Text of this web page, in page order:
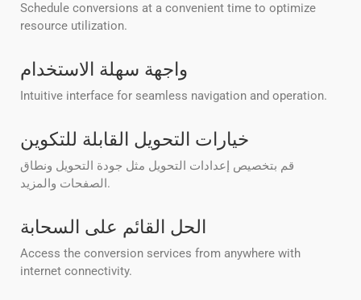
Schedule conversions at a convenient time to optimize
resource utilization.
واجهة سهلة الاستخدام
Intuitive interface for seamless navigation and operation.
خيارات التحويل القابلة للتكوين
قم بتخصيص إعدادات التحويل مثل جودة التحويل ونطاق
الصفحات والمزيد.
الحل القائم على السحابة
Access the conversion services from anywhere with
internet connectivity.